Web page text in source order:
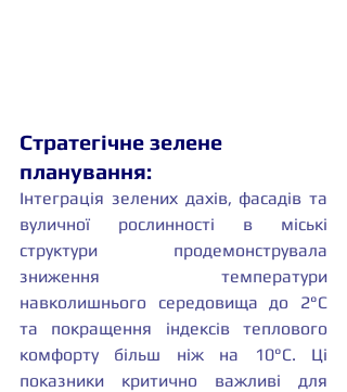
Стратегічне зелене
планування:
Інтеграція зелених дахів, фасадів та
вуличної рослинності в міські
структури продемонструвала
зниження температури
навколишнього середовища до 2°C
та покращення індексів теплового
комфорту більш ніж на 10°C. Ці
показники критично важливі для